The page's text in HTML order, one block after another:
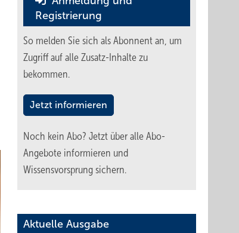
Registrierung
So melden Sie sich als Abonnent an, um
Zugriff auf alle Zusatz-Inhalte zu
bekommen.
Jetzt informieren
Noch kein Abo? Jetzt über alle Abo-
Angebote informieren und
Wissensvorsprung sichern.
Aktuelle Ausgabe